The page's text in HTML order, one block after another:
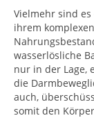
Vielmehr sind
ihrem
wasserlösliche
nur in der Lage,
die
auch,
somit den